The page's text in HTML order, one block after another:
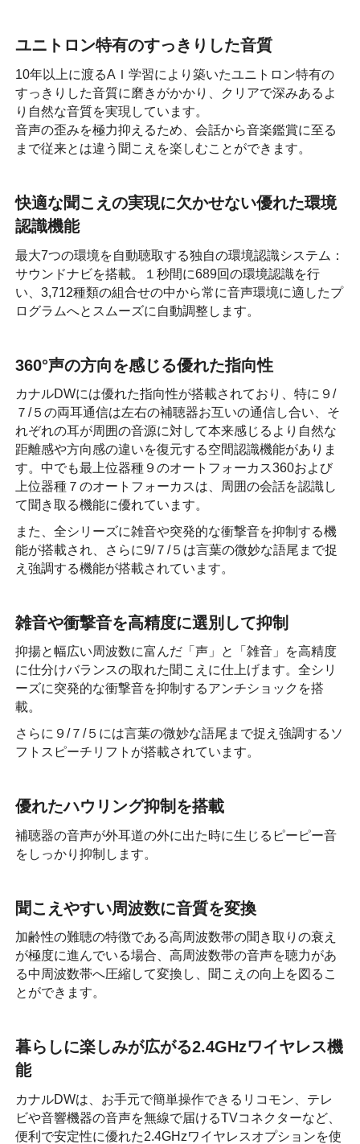
ユニトロン特有のすっきりした音質
10年以上に渡るAＩ学習により築いたユニトロン特有の
すっきりした音質に磨きがかかり、クリアで深みあるよ
り自然な音質を実現しています。
音声の歪みを極力抑えるため、会話から音楽鑑賞に至る
まで従来とは違う聞こえを楽しむことができます。
快適な聞こえの実現に欠かせない優れた環境
認識機能
最大7つの環境を自動聴取する独自の環境認識システム：
サウンドナビを搭載。１秒間に689回の環境認識を行
い、3,712種類の組合せの中から常に音声環境に適したプ
ログラムへとスムーズに自動調整します。
360°声の方向を感じる優れた指向性
カナルDWには優れた指向性が搭載されており、特に９/
７/５の両耳通信は左右の補聴器お互いの通信し合い、そ
れぞれの耳が周囲の音源に対して本来感じるより自然な
距離感や方向感の違いを復元する空間認識機能がありま
す。中でも最上位器種９のオートフォーカス360および
上位器種７のオートフォーカスは、周囲の会話を認識し
て聞き取る機能に優れています。
また、全シリーズに雑音や突発的な衝撃音を抑制する機
能が搭載され、さらに9/７/５は言葉の微妙な語尾まで捉
え強調する機能が搭載されています。
雑音や衝撃音を高精度に選別して抑制
抑揚と幅広い周波数に富んだ「声」と「雑音」を高精度
に仕分けバランスの取れた聞こえに仕上げます。全シリ
ーズに突発的な衝撃音を抑制するアンチショックを搭
載。
さらに９/７/５には言葉の微妙な語尾まで捉え強調するソ
フトスピーチリフトが搭載されています。
優れたハウリング抑制を搭載
補聴器の音声が外耳道の外に出た時に生じるピーピー音
をしっかり抑制します。
聞こえやすい周波数に音質を変換
加齢性の難聴の特徴である高周波数帯の聞き取りの衰え
が極度に進んでいる場合、高周波数帯の音声を聴力があ
る中周波数帯へ圧縮して変換し、聞こえの向上を図るこ
とができます。
暮らしに楽しみが広がる2.4GHzワイヤレス機
能
カナルDWは、お手元で簡単操作できるリコモン、テレ
ビや音響機器の音声を無線で届けるTVコネクターなど、
便利で安定性に優れた2.4GHzワイヤレスオプションを使